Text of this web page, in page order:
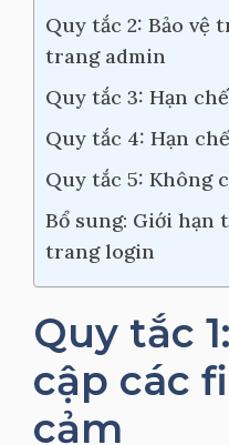
Quy tắc 2: Bảo vệ
trang admin
Quy tắc 3: Hạn
Quy tắc 4: Hạn
Quy tắc 5: Không
Bổ sung: Giới hạn
trang login
Quy tắc
cập các
cảm